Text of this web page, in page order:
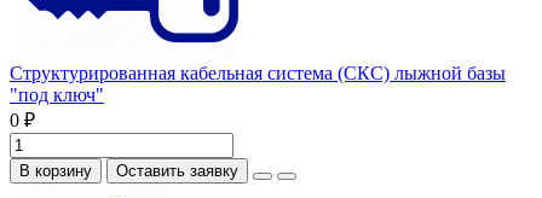
Структурированная кабельная система (СКС) лыжной базы
"под ключ"
0 ₽
В корзину Оставить заявку